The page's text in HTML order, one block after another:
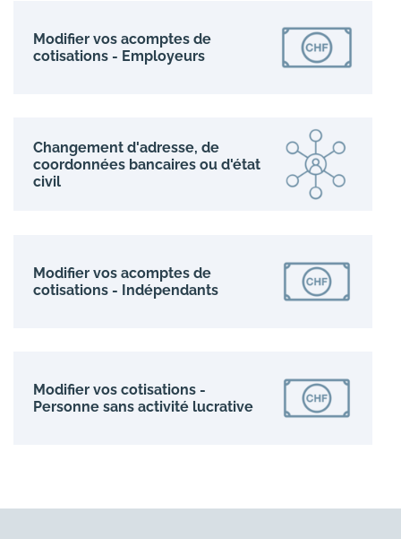
Modifier vos acomptes de
cotisations - Employeurs
Changement d'adresse, de
coordonnées bancaires ou d'état
civil
Modifier vos acomptes de
cotisations - Indépendants
Modifier vos cotisations -
Personne sans activité lucrative